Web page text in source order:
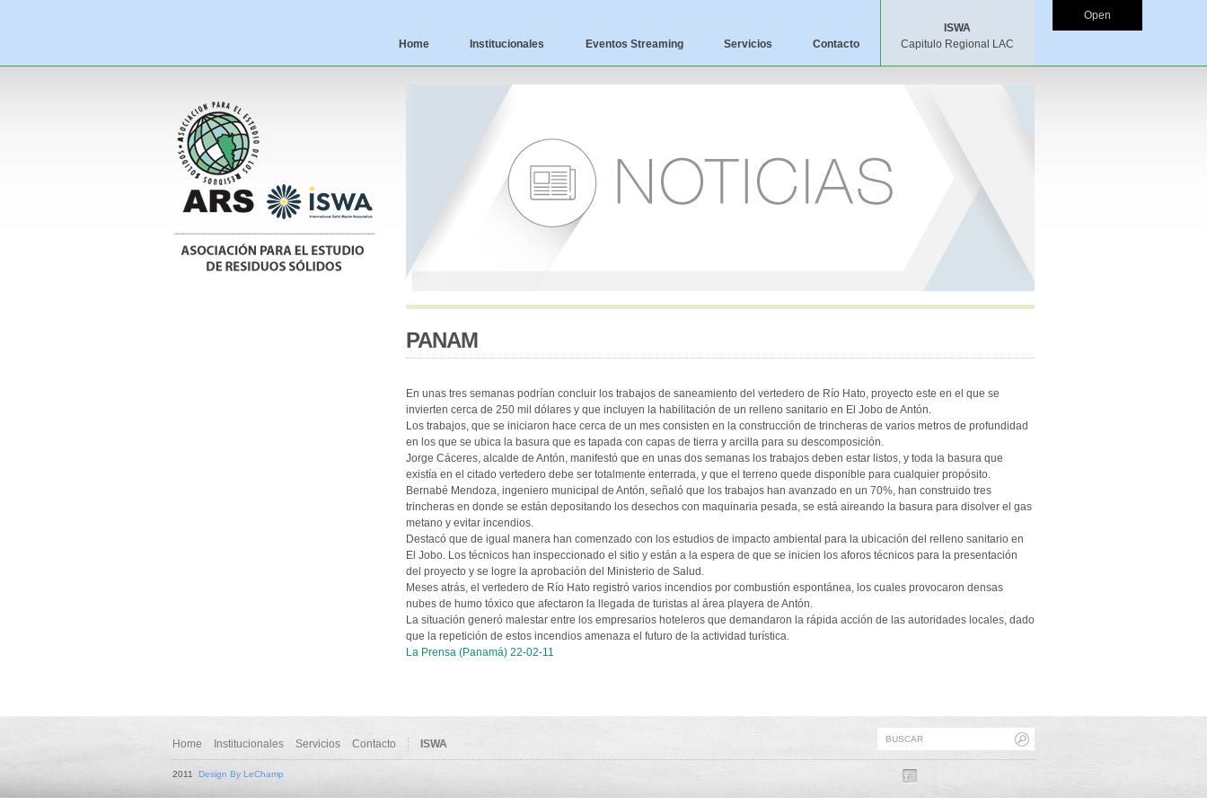
Home Institucionales Eventos Streaming Servicios Contacto
ISWA
Capitulo Regional LAC
PANAM
En unas tres semanas podrían concluir los trabajos de saneamiento del vertedero de Río Hato, proyecto este en el que se
invierten cerca de 250 mil dólares y que incluyen la habilitación de un relleno sanitario en El Jobo de Antón.
Los trabajos, que se iniciaron hace cerca de un mes consisten en la construcción de trincheras de varios metros de profundidad
en los que se ubica la basura que es tapada con capas de tierra y arcilla para su descomposición.
Jorge Cáceres, alcalde de Antón, manifestó que en unas dos semanas los trabajos deben estar listos, y toda la basura que
existía en el citado vertedero debe ser totalmente enterrada, y que el terreno quede disponible para cualquier propósito.
Bernabé Mendoza, ingeniero municipal de Antón, señaló que los trabajos han avanzado en un 70%, han construido tres
trincheras en donde se están depositando los desechos con maquinaria pesada, se está aireando la basura para disolver el gas
metano y evitar incendios.
Destacó que de igual manera han comenzado con los estudios de impacto ambiental para la ubicación del relleno sanitario en
El Jobo. Los técnicos han inspeccionado el sitio y están a la espera de que se inicien los aforos técnicos para la presentación
del proyecto y se logre la aprobación del Ministerio de Salud.
Meses atrás, el vertedero de Río Hato registró varios incendios por combustión espontánea, los cuales provocaron densas
nubes de humo tóxico que afectaron la llegada de turistas al área playera de Antón.
La situación generó malestar entre los empresarios hoteleros que demandaron la rápida acción de las autoridades locales, dado
que la repetición de estos incendios amenaza el futuro de la actividad turística.
La Prensa (Panamá) 22-02-11
Home Institucionales Servicios Contacto ISWA
2011 Design By LeChamp
Open